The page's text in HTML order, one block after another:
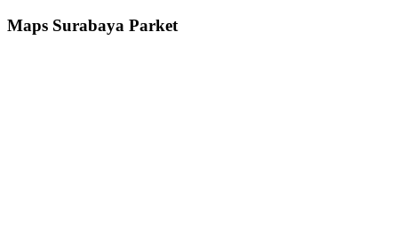
Maps Surabaya Parket